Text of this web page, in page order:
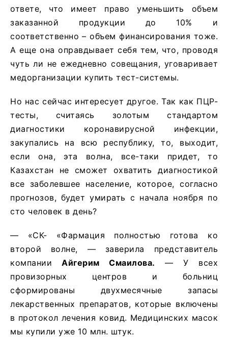
ответе, что имеет право уменьшить объем
заказанной продукции до 10% и
соответственно – объем финансирования тоже.
А еще она оправдывает себя тем, что, проводя
чуть ли не ежедневно совещания, уговаривает
медорганизации купить тест-системы.
Но нас сейчас интересует другое. Так как ПЦР-
тесты, считаясь золотым стандартом
диагностики коронавирусной инфекции,
закупались на всю республику, то, выходит,
если она, эта волна, все-таки придет, то
Казахстан не сможет охватить диагностикой
все заболевшее население, которое, согласно
прогнозов, будет умирать с начала ноября по
сто человек в день?
— «СК- «Фармация полностью готова ко
второй волне, — заверила представитель
компанииАйгерим Смаилова. — У всех
провизорных центров и больниц
сформированы двухмесячные запасы
лекарственных препаратов, которые включены
в протокол лечения ковид. Медицинских масок
мы купили уже 10 млн. штук.